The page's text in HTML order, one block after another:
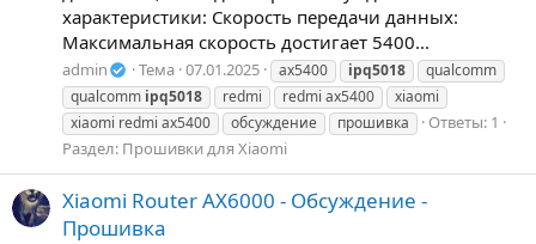
характеристики: Скорость передачи данных:
Максимальная скорость достигает 5400...
admin Тема 07.01.2025 ax5400 ipq5018
qualcomm
qualcomm ipq5018 redmi redmi ax5400
xiaomi
xiaomi redmi ax5400
обсуждение прошивка
Ответы: 1
Раздел: Прошивки для Xiaomi
Xiaomi Router AX6000 - Обсуждение -
Прошивка